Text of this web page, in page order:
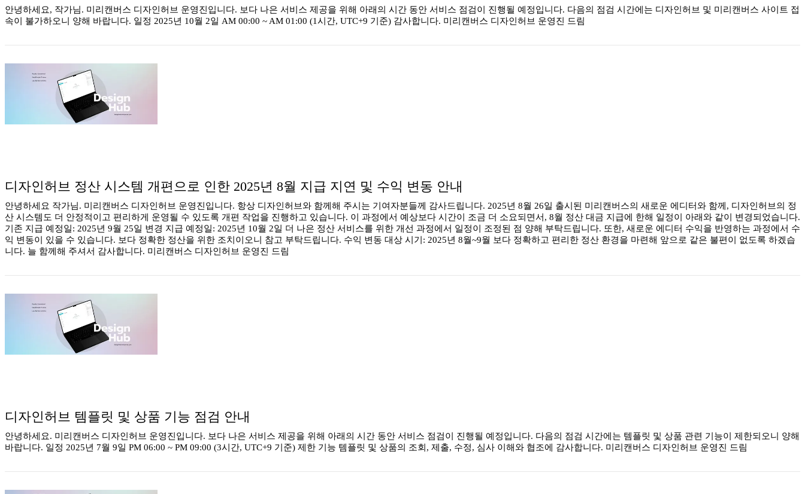
안녕하세요, 작가님. 미리캔버스 디자인허브 운영진입니다. 보다 나은 서비스 제공을 위해 아래의 시간 동안 서비스 점검이 진행될 예정입니다. 다음의 점검 시간에는 디자인허브 및 미리캔버스 사이트 접
속이 불가하오니 양해 바랍니다. 일정 2025년 10월 2일 AM 00:00 ~ AM 01:00 (1시간, UTC+9 기준) 감사합니다. 미리캔버스 디자인허브 운영진 드림
디자인허브 정산 시스템 개편으로 인한 2025년 8월 지급 지연 및 수익 변동 안내
안녕하세요 작가님. 미리캔버스 디자인허브 운영진입니다. 항상 디자인허브와 함께해 주시는 기여자분들께 감사드립니다. 2025년 8월 26일 출시된 미리캔버스의 새로운 에디터와 함께, 디자인허브의 정
산 시스템도 더 안정적이고 편리하게 운영될 수 있도록 개편 작업을 진행하고 있습니다. 이 과정에서 예상보다 시간이 조금 더 소요되면서, 8월 정산 대금 지급에 한해 일정이 아래와 같이 변경되었습니다.
기존 지급 예정일: 2025년 9월 25일 변경 지급 예정일: 2025년 10월 2일 더 나은 정산 서비스를 위한 개선 과정에서 일정이 조정된 점 양해 부탁드립니다. 또한, 새로운 에디터 수익을 반영하는 과정에서 수
익 변동이 있을 수 있습니다. 보다 정확한 정산을 위한 조치이오니 참고 부탁드립니다. 수익 변동 대상 시기: 2025년 8월~9월 보다 정확하고 편리한 정산 환경을 마련해 앞으로 같은 불편이 없도록 하겠습
니다. 늘 함께해 주셔서 감사합니다. 미리캔버스 디자인허브 운영진 드림
디자인허브 템플릿 및 상품 기능 점검 안내
안녕하세요. 미리캔버스 디자인허브 운영진입니다. 보다 나은 서비스 제공을 위해 아래의 시간 동안 서비스 점검이 진행될 예정입니다. 다음의 점검 시간에는 템플릿 및 상품 관련 기능이 제한되오니 양해
바랍니다. 일정 2025년 7월 9일 PM 06:00 ~ PM 09:00 (3시간, UTC+9 기준) 제한 기능 템플릿 및 상품의 조회, 제출, 수정, 심사 이해와 협조에 감사합니다. 미리캔버스 디자인허브 운영진 드림